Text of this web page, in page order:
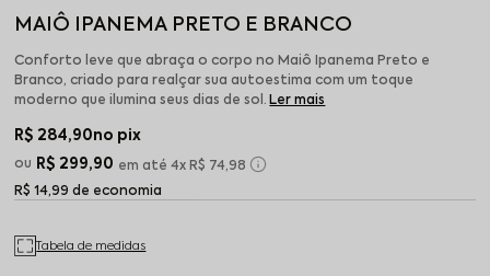
MAIÔ IPANEMA PRETO E BRANCO
Conforto leve que abraça o corpo no Maiô Ipanema Preto e
Branco, criado para realçar sua autoestima com um toque
moderno que ilumina seus dias de sol. Ler mais
R$ 284,90no pix
R$ 299,90
4x R$ 74,98
R$ 14,99 de economia
Tabela de medidas